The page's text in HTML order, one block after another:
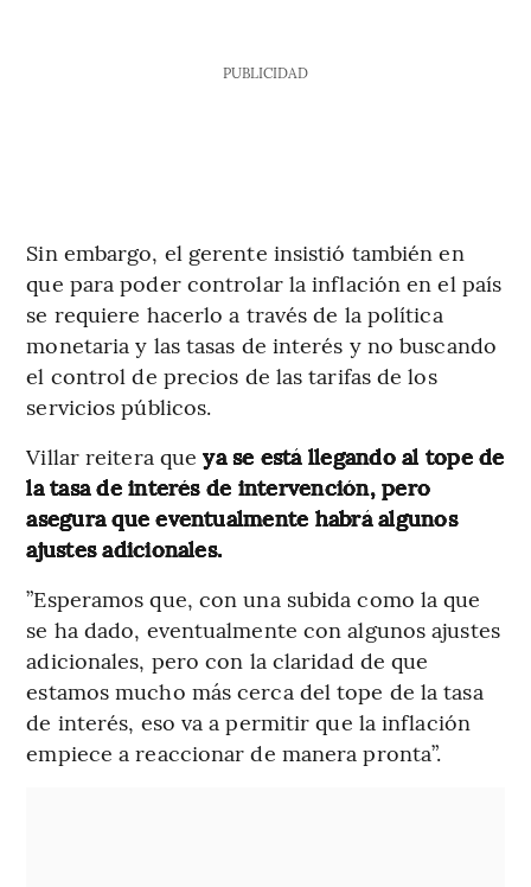
PUBLICIDAD
Sin embargo, el gerente insistió también en
que para poder controlar la inflación en el país
se requiere hacerlo a través de la política
monetaria y las tasas de interés y no buscando
el control de precios de las tarifas de los
servicios públicos.
Villar reitera queya se está llegando al tope de
la tasa de interés de intervención, pero
asegura que eventualmente habrá algunos
ajustes adicionales.
”Esperamos que, con una subida como la que
se ha dado, eventualmente con algunos ajustes
adicionales, pero con la claridad de que
estamos mucho más cerca del tope de la tasa
de interés, eso va a permitir que la inflación
empiece a reaccionar de manera pronta”.